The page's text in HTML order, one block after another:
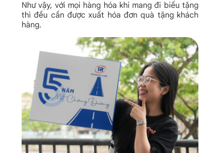
Như vậy, với mọi hàng hóa khi mang đi biếu tặng
thì đều cần được xuất hóa đơn quà tặng khách
hàng.